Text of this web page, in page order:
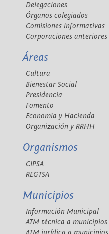
Delegaciones
Órganos colegiados
Comisiones informativas
Corporaciones anteriores
Áreas
Cultura
Bienestar Social
Presidencia
Fomento
Economía y Hacienda
Organización y RRHH
Organismos
CIPSA
REGTSA
Municipios
Información Municipal
ATM técnica a municipios